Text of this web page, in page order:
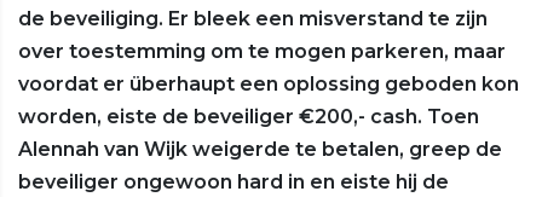
de beveiliging. Er bleek een misverstand te zijn
over toestemming om te mogen parkeren, maar
voordat er überhaupt een oplossing geboden kon
worden, eiste de beveiliger €200,- cash. Toen
Alennah van Wijk weigerde te betalen, greep de
beveiliger ongewoon hard in en eiste hij de